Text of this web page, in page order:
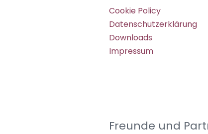
Cookie Policy
Datenschutzerklärung
Downloads
Impressum
Freunde und